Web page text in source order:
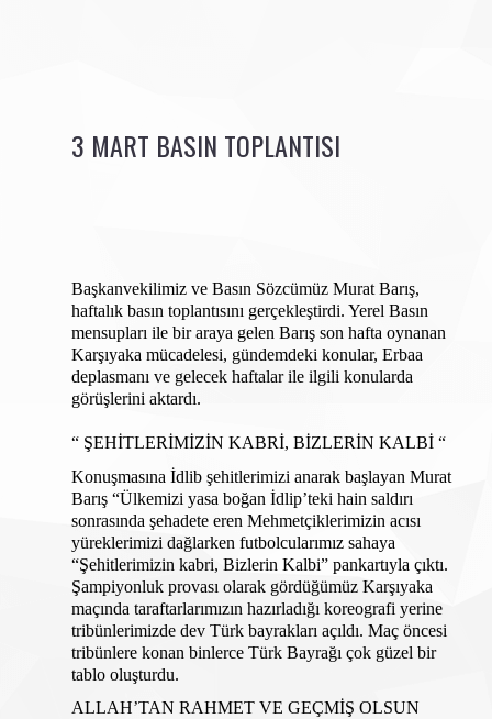
3 MART BASIN TOPLANTISI
Başkanvekilimiz ve Basın Sözcümüz Murat Barış,
haftalık basın toplantısını gerçekleştirdi. Yerel Basın
mensupları ile bir araya gelen Barış son hafta oynanan
Karşıyaka mücadelesi, gündemdeki konular, Erbaa
deplasmanı ve gelecek haftalar ile ilgili konularda
görüşlerini aktardı.
“ ŞEHİTLERİMİZİN KABRİ, BİZLERİN KALBİ “
Konuşmasına İdlib şehitlerimizi anarak başlayan Murat
Barış “Ülkemizi yasa boğan İdlip’teki hain saldırı
sonrasında şehadete eren Mehmetçiklerimizin acısı
yüreklerimizi dağlarken futbolcularımız sahaya
“Şehitlerimizin kabri, Bizlerin Kalbi” pankartıyla çıktı.
Şampiyonluk provası olarak gördüğümüz Karşıyaka
maçında taraftarlarımızın hazırladığı koreografi yerine
tribünlerimizde dev Türk bayrakları açıldı. Maç öncesi
tribünlere konan binlerce Türk Bayrağı çok güzel bir
tablo oluşturdu.
ALLAH’TAN RAHMET VE GEÇMİŞ OLSUN